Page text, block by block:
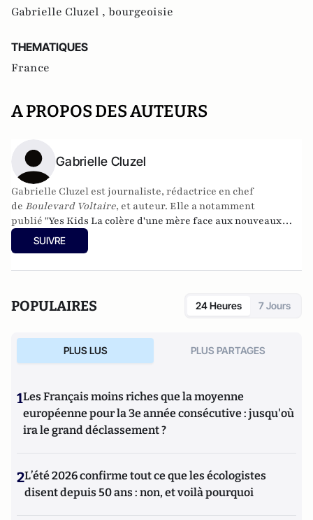
Gabrielle Cluzel , bourgeoisie
THEMATIQUES
France
A PROPOS DES AUTEURS
Gabrielle Cluzel
Gabrielle Cluzel est journaliste, rédactrice en chef
de Boulevard Voltaire, et auteur. Elle a notamment
publié "Yes Kids La colère d'une mère face aux nouveaux
diktats de la famille" aux éditions Fayard et "Adieu Simone,
les dernière heures du féminisme" aux éditions Le
SUIVRE
POPULAIRES 24 Heures 7 Jours
PLUS LUS PLUS PARTAGES
1Les Français moins riches que la moyenne
européenne pour la 3e année consécutive : jusqu'où
ira le grand déclassement ?
2L’été 2026 confirme tout ce que les écologistes
disent depuis 50 ans : non, et voilà pourquoi